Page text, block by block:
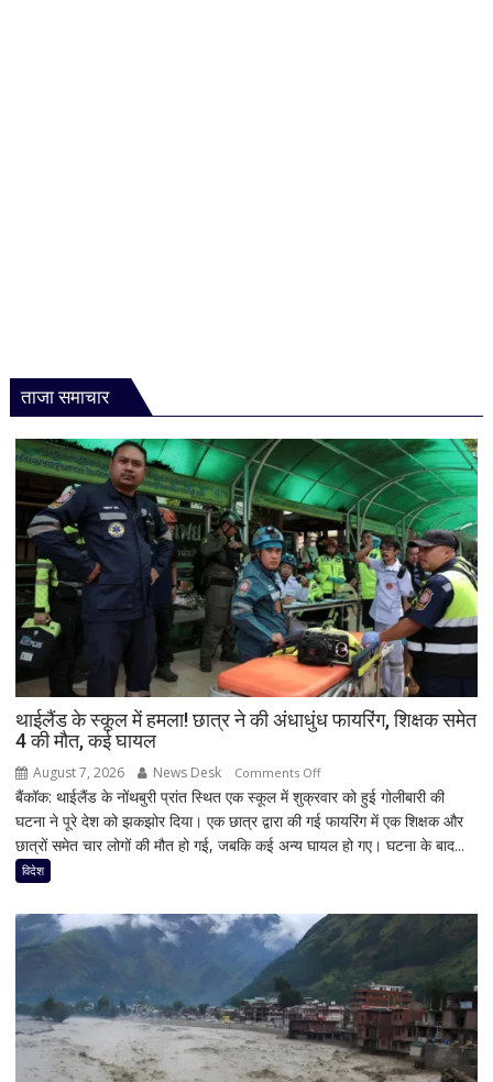
ताजा समाचार
थाईलैंड के स्कूल में हमला! छात्र ने की अंधाधुंध फायरिंग, शिक्षक समेत
4 की मौत, कई घायल
August 7, 2026 News Desk Comments Offon
थाईलैंड
के
स्कूल
छात्र
ने
अंधाधुंध
फायरिंग,
शिक्षक
समेत
बैंकॉक: थाईलैंड के नोंथबुरी प्रांत स्थित एक स्कूल में शुक्रवार को हुई गोलीबारी की
घटना ने पूरे देश को झकझोर दिया। एक छात्र द्वारा की गई फायरिंग में एक शिक्षक और
छात्रों समेत चार लोगों की मौत हो गई, जबकि कई अन्य घायल हो गए। घटना के बाद...
विदेश